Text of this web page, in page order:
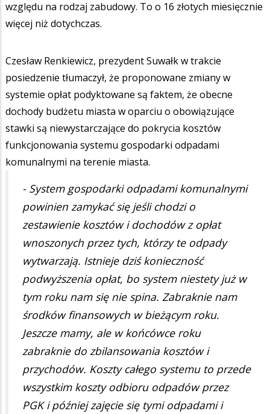
względu na rodzaj zabudowy. To o 16 złotych miesięcznie
więcej niż dotychczas.
Czesław Renkiewicz, prezydent Suwałk w trakcie
posiedzenie tłumaczył, że proponowane zmiany w
systemie opłat podyktowane są faktem, że obecne
dochody budżetu miasta w oparciu o obowiązujące
stawki są niewystarczające do pokrycia kosztów
funkcjonowania systemu gospodarki odpadami
komunalnymi na terenie miasta.
- System gospodarki odpadami komunalnymi
powinien zamykać się jeśli chodzi o
zestawienie kosztów i dochodów z opłat
wnoszonych przez tych, którzy te odpady
wytwarzają. Istnieje dziś konieczność
podwyższenia opłat, bo system niestety już w
tym roku nam się nie spina. Zabraknie nam
środków finansowych w bieżącym roku.
Jeszcze mamy, ale w końcówce roku
zabraknie do zbilansowania kosztów i
przychodów. Koszty całego systemu to przede
wszystkim koszty odbioru odpadów przez
PGK i później zajęcie się tymi odpadami i